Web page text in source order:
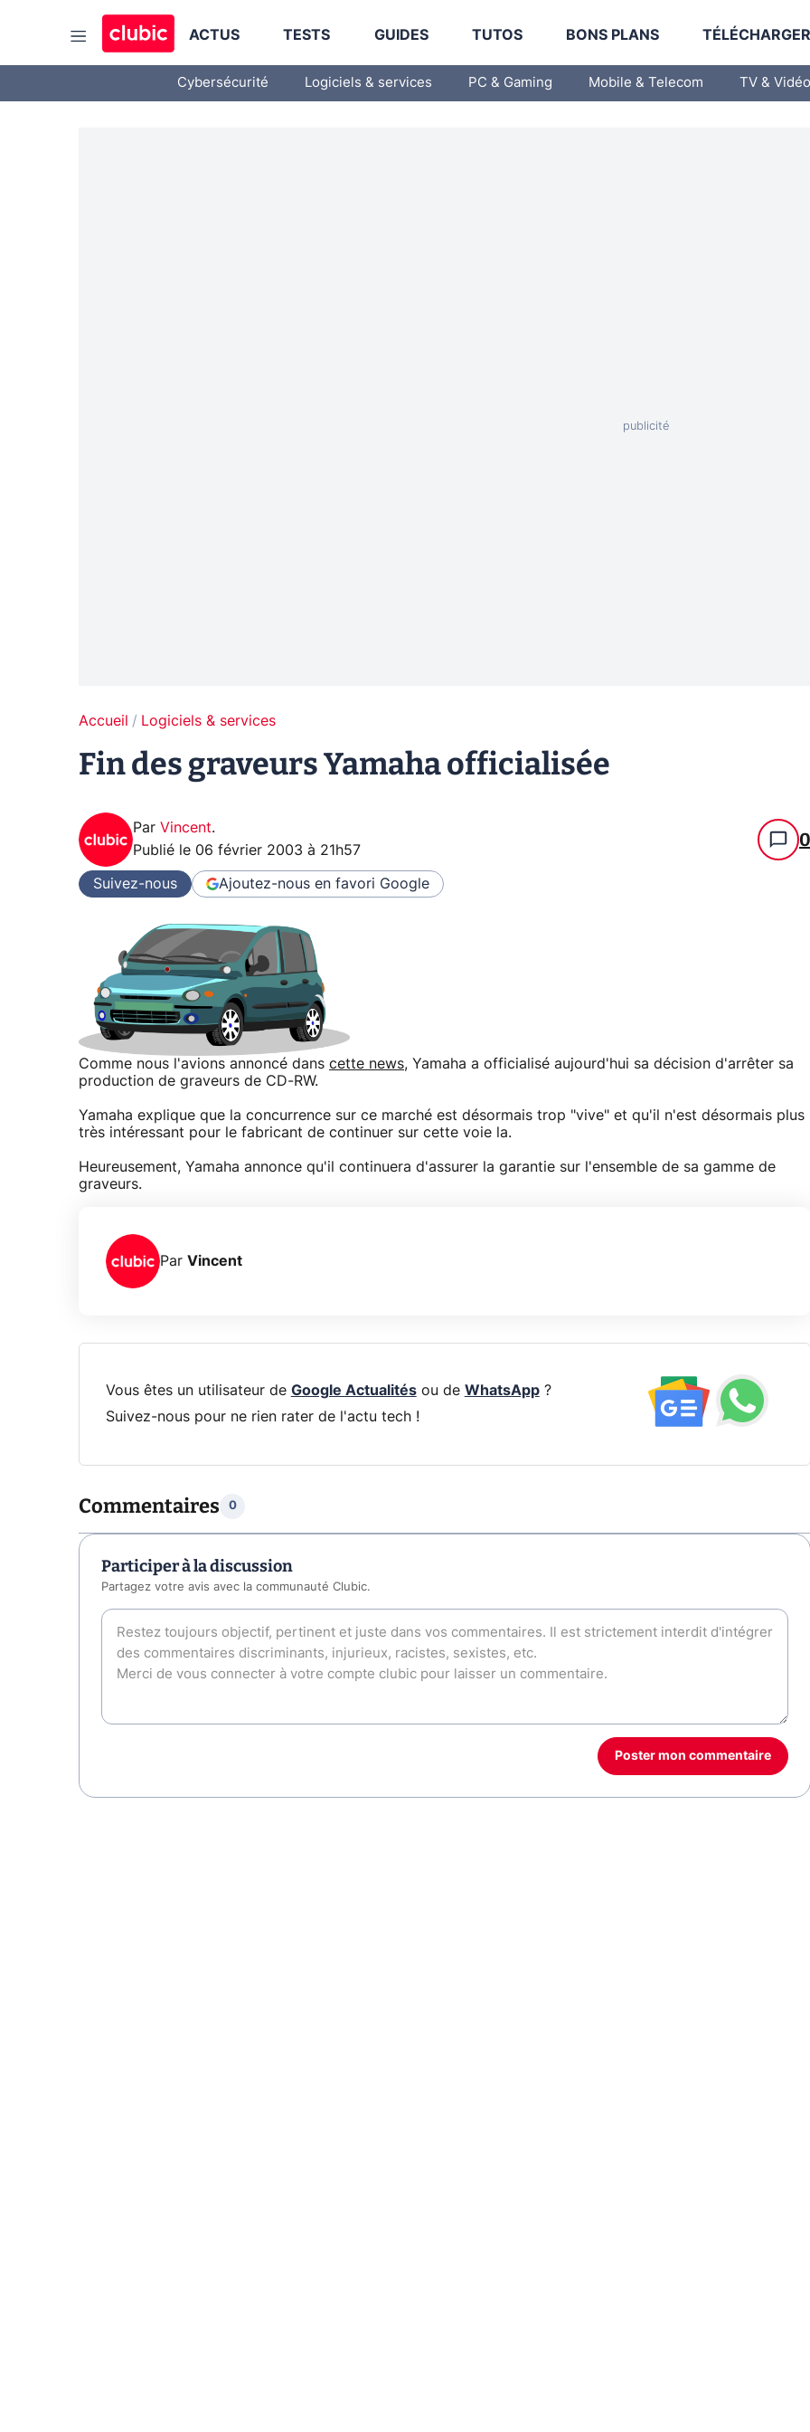
ACTUS TESTS GUIDES TUTOS BONS PLANS
Cybersécurité Logiciels & services PC & Gaming Mobile & Telecom TV & Vidéo
Accueil Logiciels & services
Fin des graveurs Yamaha officialisée
Par Vincent.
Publié le 06 février 2003 à 21h57 0
Suivez-nous Ajoutez-nous en favori Google
Comme nous l'avions annoncé dans cette news, Yamaha a officialisé aujourd'hui sa décision d'arrêter sa
production de graveurs de CD-RW.
Yamaha explique que la concurrence sur ce marché est désormais trop "vive" et qu'il n'est désormais plus
très intéressant pour le fabricant de continuer sur cette voie la.
Heureusement, Yamaha annonce qu'il continuera d'assurer la garantie sur l'ensemble de sa gamme de
graveurs.
Par Vincent
Vous êtes un utilisateur de Google Actualitésou de WhatsApp?
Suivez-nous pour ne rien rater de l'actu tech !
Commentaires 0
Participer à la discussion
Partagez votre avis avec la communauté Clubic.
Poster mon commentaire